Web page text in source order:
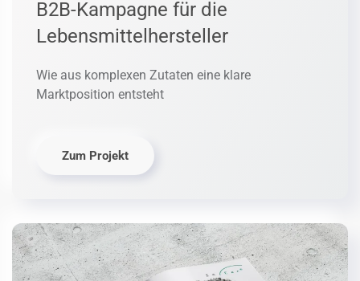
B2B-Kampagne für die
Lebensmittelhersteller
Wie aus komplexen Zutaten eine klare
Marktposition entsteht
Zum Projekt